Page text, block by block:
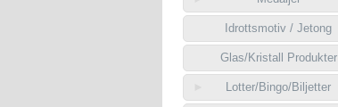
Idrottsmotiv / Jetong
Glas/Kristall Produkter
Lotter/Bingo/Biljetter